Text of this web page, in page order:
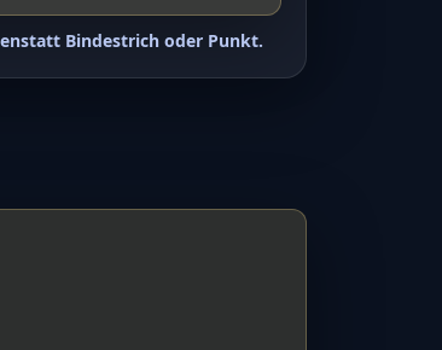
statt Bindestrich oder Punkt.